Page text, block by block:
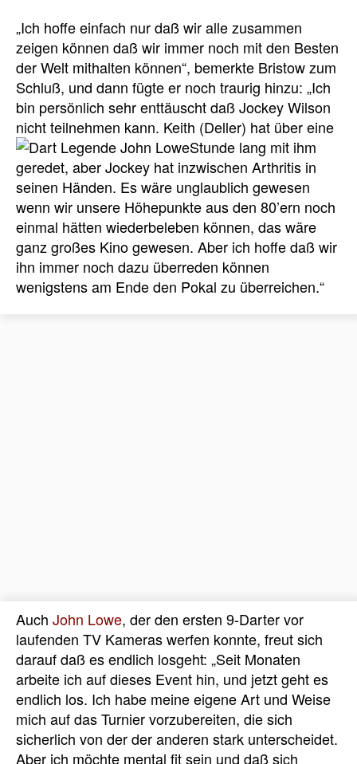
„Ich hoffe einfach nur daß wir alle zusammen
zeigen können daß wir immer noch mit den Besten
der Welt mithalten können“, bemerkte Bristow zum
Schluß, und dann fügte er noch traurig hinzu: „Ich
bin persönlich sehr enttäuscht daß Jockey Wilson
nicht teilnehmen kann. Keith (Deller) hat über eine
Stunde lang mit ihm
geredet, aber Jockey hat inzwischen Arthritis in
seinen Händen. Es wäre unglaublich gewesen
wenn wir unsere Höhepunkte aus den 80’ern noch
einmal hätten wiederbeleben können, das wäre
ganz großes Kino gewesen. Aber ich hoffe daß wir
ihn immer noch dazu überreden können
wenigstens am Ende den Pokal zu überreichen.“
Auch John Lowe, der den ersten 9-Darter vor
laufenden TV Kameras werfen konnte, freut sich
darauf daß es endlich losgeht: „Seit Monaten
arbeite ich auf dieses Event hin, und jetzt geht es
endlich los. Ich habe meine eigene Art und Weise
mich auf das Turnier vorzubereiten, die sich
sicherlich von der der anderen stark unterscheidet.
Aber ich möchte mental fit sein und daß sich